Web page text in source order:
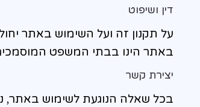
דין ושיפוט
על תקנון זה ועל השימוש באתר
באתר הינו בבתי המשפט
יצירת קשר
בכל שאלה הנוגעת לשימוש באתר,